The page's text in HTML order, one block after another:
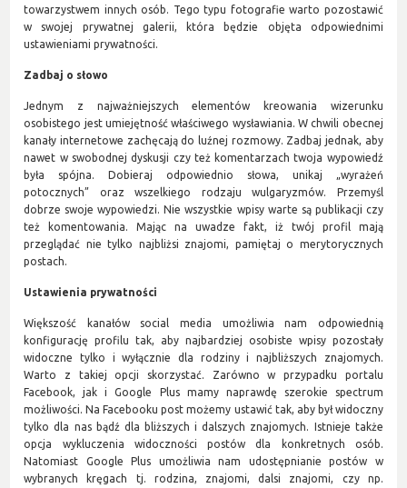
towarzystwem innych osób. Tego typu fotografie warto pozostawić
w swojej prywatnej galerii, która będzie objęta odpowiednimi
ustawieniami prywatności.
Zadbaj o słowo
Jednym z najważniejszych elementów kreowania wizerunku
osobistego jest umiejętność właściwego wysławiania. W chwili obecnej
kanały internetowe zachęcają do luźnej rozmowy. Zadbaj jednak, aby
nawet w swobodnej dyskusji czy też komentarzach twoja wypowiedź
była spójna. Dobieraj odpowiednio słowa, unikaj „wyrażeń
potocznych” oraz wszelkiego rodzaju wulgaryzmów. Przemyśl
dobrze swoje wypowiedzi. Nie wszystkie wpisy warte są publikacji czy
też komentowania. Mając na uwadze fakt, iż twój profil mają
przeglądać nie tylko najbliżsi znajomi, pamiętaj o merytorycznych
postach.
Ustawienia prywatności
Większość kanałów social media umożliwia nam odpowiednią
konfigurację profilu tak, aby najbardziej osobiste wpisy pozostały
widoczne tylko i wyłącznie dla rodziny i najbliższych znajomych.
Warto z takiej opcji skorzystać. Zarówno w przypadku portalu
Facebook, jak i Google Plus mamy naprawdę szerokie spectrum
możliwości. Na Facebooku post możemy ustawić tak, aby był widoczny
tylko dla nas bądź dla bliższych i dalszych znajomych. Istnieje także
opcja wykluczenia widoczności postów dla konkretnych osób.
Natomiast Google Plus umożliwia nam udostępnianie postów w
wybranych kręgach tj. rodzina, znajomi, dalsi znajomi, czy np.